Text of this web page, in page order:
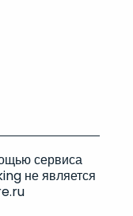
сервиса
не является